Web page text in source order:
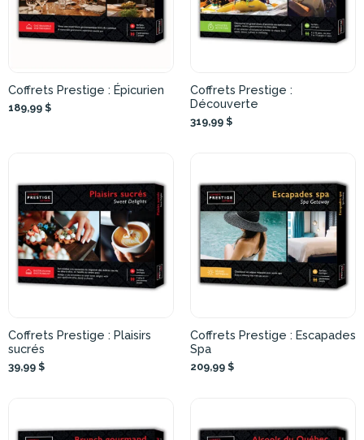
Coffrets Prestige : Épicurien
189,99 $
Coffrets Prestige :
Découverte
319,99 $
Coffrets Prestige : Plaisirs
sucrés
39,99 $
Coffrets Prestige : Escapades
Spa
209,99 $